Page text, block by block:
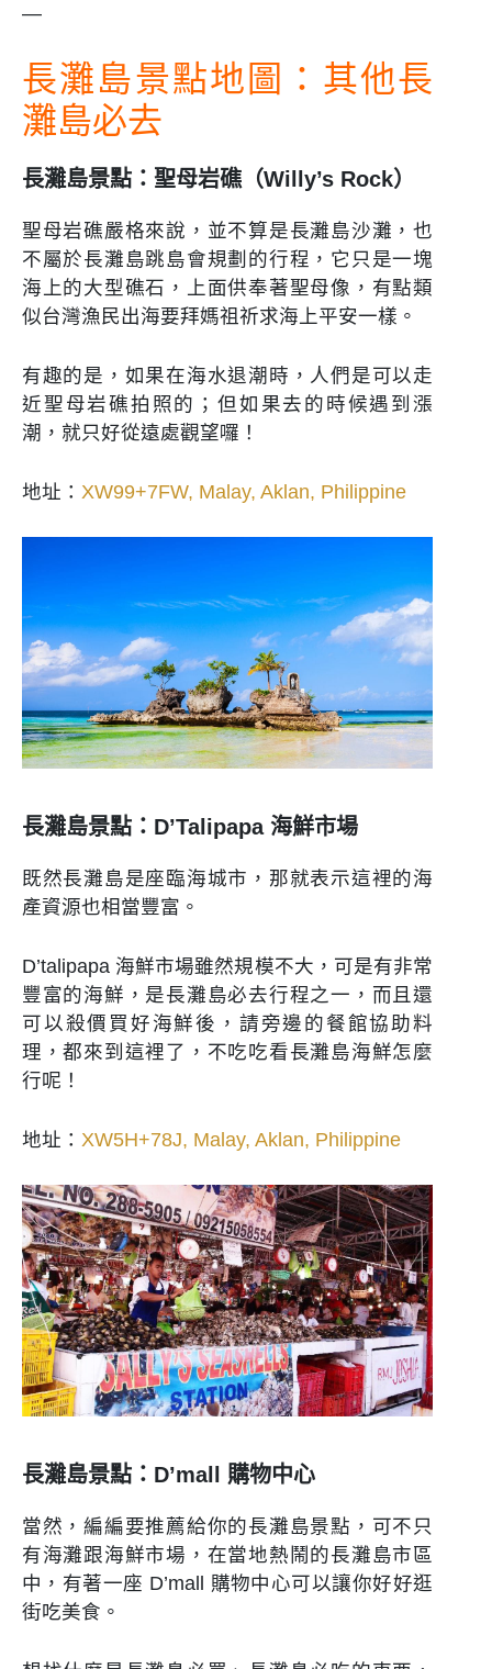
—
長灘島景點地圖：其他長
灘島必去
長灘島景點：聖母岩礁（Willy’s Rock）
聖母岩礁嚴格來說，並不算是長灘島沙灘，也
不屬於長灘島跳島會規劃的行程，它只是一塊
海上的大型礁石，上面供奉著聖母像，有點類
似台灣漁民出海要拜媽祖祈求海上平安一樣。
有趣的是，如果在海水退潮時，人們是可以走
近聖母岩礁拍照的；但如果去的時候遇到漲
潮，就只好從遠處觀望囉！
地址： XW99+7FW, Malay, Aklan, Philippine
長灘島景點：D’Talipapa 海鮮市場
既然長灘島是座臨海城市，那就表示這裡的海
產資源也相當豐富。
D’talipapa 海鮮市場雖然規模不大，可是有非常
豐富的海鮮，是長灘島必去行程之一，而且還
可以殺價買好海鮮後，請旁邊的餐館協助料
理，都來到這裡了，不吃吃看長灘島海鮮怎麼
行呢！
地址： XW5H+78J, Malay, Aklan, Philippine
長灘島景點：D’mall 購物中心
當然，編編要推薦給你的長灘島景點，可不只
有海灘跟海鮮市場，在當地熱鬧的長灘島市區
中，有著一座 D’mall 購物中心可以讓你好好逛
街吃美食。